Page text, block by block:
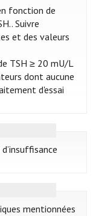
fonction de
Suivre
et des valeurs
TSH ≥ 20 mU/L
dont aucune
d'essai
mentionnées